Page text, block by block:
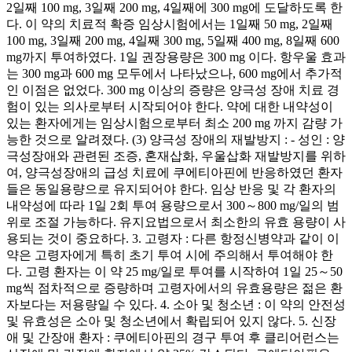
2일째 100 mg, 3일째 200 mg, 4일째에 300 mg에 도달하도록 한
다. 이 약의 치료적 확증 임상시험에서는 1일째 50 mg, 2일째
100 mg, 3일째 200 mg, 4일째 300 mg, 5일째 400 mg, 8일째 600
mg까지 투여하였다. 1일 권장용량은 300 mg 이다. 항우울 효과
는 300 mg과 600 mg 모두에서 나타났으나, 600 mg에서 추가적
인 이점은 없었다. 300 mg 이상의 증량은 양극성 장애 치료 경
험이 있는 의사로부터 시작되어야 한다. 약에 대한 내약성이
있는 환자에게는 임상시험으로부터 최소 200 mg 까지 감량 가
능한 것으로 알려졌다. (3) 양극성 장애의 재발방지 : - 성인 : 양
극성장애와 관련된 조증, 혼재삽화, 우울삽화 재발방지를 위하
여, 양극성장애의 급성 치료에 쿠에티아핀에 반응하였던 환자
들은 동일용량으로 유지되어야 한다. 임상 반응 및 각 환자의
내약성에 따라 1일 2회 투여 용량으로서 300～800 mg/일의 범
위로 조절 가능하다. 유지요법으로서 최소한의 유효 용량이 사
용되는 것이 중요하다. 3. 고령자 : 다른 항정신병약과 같이 이
약은 고령자에게 특히 초기 투여 시에 주의해서 투여해야 한
다. 고령 환자는 이 약 25 mg/일로 투여를 시작하여 1일 25～50
mg씩 점차적으로 증량하며 고령자에서의 유효용량은 젊은 환
자보다는 저용량일 수 있다. 4. 소아 및 청소년 : 이 약의 안전성
및 유효성은 소아 및 청소년에서 확립되어 있지 않다. 5. 신장
애 및 간장애 환자 : 쿠에티아핀의 경구 투여 후 클리어런스는